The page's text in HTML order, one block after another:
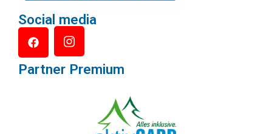
Social media
Partner Premium